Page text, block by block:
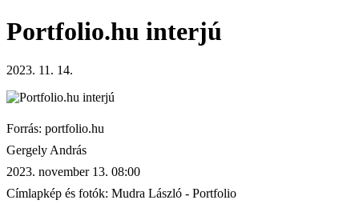
Portfolio.hu interjú
2023. 11. 14.
Forrás: portfolio.hu
Gergely András
2023. november 13. 08:00
Címlapkép és fotók: Mudra László - Portfolio